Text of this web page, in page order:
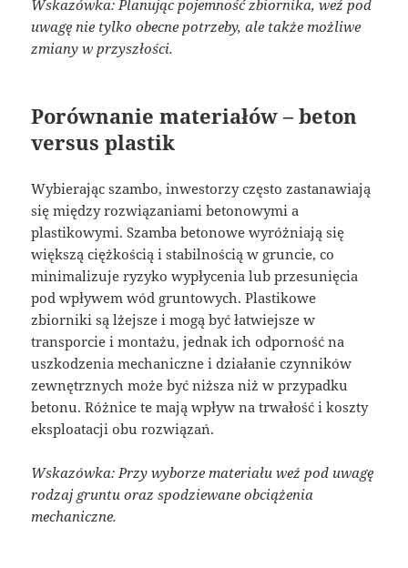
Wskazówka: Planując pojemność zbiornika, weź pod
uwagę nie tylko obecne potrzeby, ale także możliwe
zmiany w przyszłości.
Porównanie materiałów – beton
versus plastik
Wybierając szambo, inwestorzy często zastanawiają
się między rozwiązaniami betonowymi a
plastikowymi. Szamba betonowe wyróżniają się
większą ciężkością i stabilnością w gruncie, co
minimalizuje ryzyko wypłycenia lub przesunięcia
pod wpływem wód gruntowych. Plastikowe
zbiorniki są lżejsze i mogą być łatwiejsze w
transporcie i montażu, jednak ich odporność na
uszkodzenia mechaniczne i działanie czynników
zewnętrznych może być niższa niż w przypadku
betonu. Różnice te mają wpływ na trwałość i koszty
eksploatacji obu rozwiązań.
Wskazówka: Przy wyborze materiału weź pod uwagę
rodzaj gruntu oraz spodziewane obciążenia
mechaniczne.